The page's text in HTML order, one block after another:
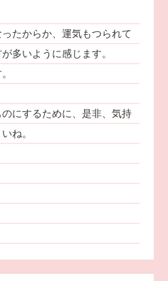
たからか、運気もつられて
多いように感じます。
にするために、是非、気持
ね。